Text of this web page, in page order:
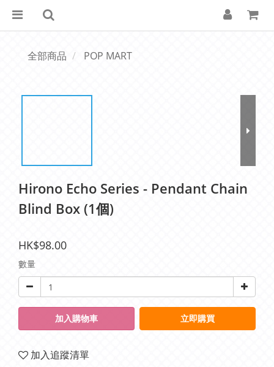
全部商品 POP MART
Hirono Echo Series - Pendant Chain
Blind Box (1個)
HK$98.00
數量
加入購物車 立即購買
加入追蹤清單